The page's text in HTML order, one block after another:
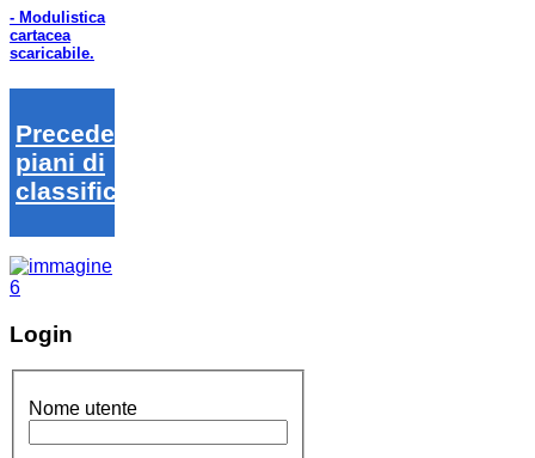
- Modulistica
cartacea
scaricabile.
Precedenti
piani di
classifica
Login
Nome utente